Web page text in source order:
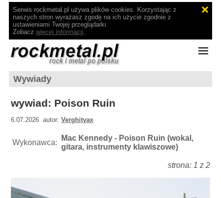
Serwis rockmetal.pl używa plików cookies. Korzystając z
naszych stron wyrażasz zgodę na ich użycie zgodnie z
ustawieniami Twojej przeglądarki.
Zobacz więcej informacji.
Wywiady
wywiad: Poison Ruin
6.07.2026 autor:Verghityax
Wykonawca:
Mac Kennedy - Poison Ruin (wokal,
gitara, instrumenty klawiszowe)
strona: 1 z 2